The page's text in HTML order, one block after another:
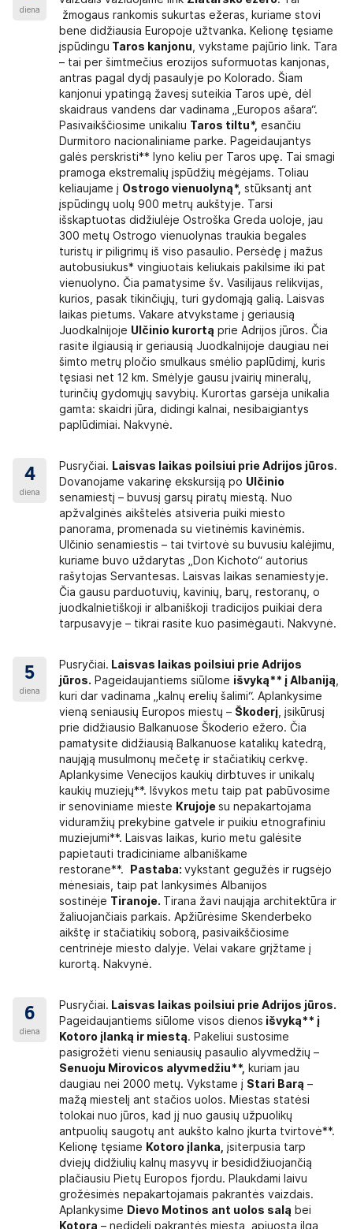
dinarų, jei reikės, galėsite įsigyti kelionės
mokamų objektų kainų teiraukitės kelionės
mokamus objektus, kortele atsiskaityti
vietiniai gidai, kaina priklauso nuo
KALBA).Su grupe vykstantis kelionės
bilietų kainos pateiktos
rekomenduojame iš anksto pasidomėti
nuoma ~46EUR:
UŽSAKOMI PERKANT
perkant kelionę.
restorane ~18 EUR
~70 EUR; vaikui iki 12 metų ~50 EUR.
(3 EUR), Juodkalnijos reljefinis žemėlapis (3
vaikui iki 12 metų ~50 EUR; išvykos metu
miesto turistinis mokestis ir vietinio gido
EUR, vaikui iki 12 metų ~ 30 EUR. Į kainą
~200 EUR, vaikui ~150 EUR.
EUR, vaikui iki 12 m. ~110 EUR.
akinius nuo saulės, šiltesnių drabužių;
lietaus; apsauginį kremą nuo saulės;
vaistų nuo skausmo, peršalimo,
malšinančio tepalo;
kilimėlį paplūdimiui, specialius batelius
išlaidų draudimą, garantuojantį būtinosios
dėl draudiminio įvykio, apmokėjimą. Tokį
atstovybėse arba pirkdami kelionę mūsų
Užsisakę mūsų siūlomą draudimą
kuris padės išvengti nuostolių, susijusių su
keliautojo nepriklausančių aplinkybių.
keliautojas negali išvykti į kelionę arba turi
sunki, gyvybei pavojinga liga ar trauma
metu prarastas turtas; vykstant į kelionės
draudimugalima likus ne mažiau kaip
darbuotojai supažindintų su draudimo
diena
žmogaus rankomis sukurtas ežeras, kuriame stovi
bene didžiausia Europoje užtvanka. Kelionę tęsiame
įspūdingu Taros kanjonu , vykstame pajūrio link. Tara
– tai per šimtmečius erozijos suformuotas kanjonas,
antras pagal dydį pasaulyje po Kolorado. Šiam
kanjonui ypatingą žavesį suteikia Taros upė, dėl
skaidraus vandens dar vadinama „Europos ašara“.
Pasivaikščiosime unikaliu Taros tiltu*, esančiu
Durmitoro nacionaliniame parke. Pageidaujantys
galės perskristi** lyno keliu per Taros upę. Tai smagi
pramoga ekstremalių įspūdžių mėgėjams. Toliau
keliaujame į Ostrogo vienuolyną*, stūksantį ant
įspūdingų uolų 900 metrų aukštyje. Tarsi
išskaptuotas didžiulėje Ostroška Greda uoloje, jau
300 metų Ostrogo vienuolynas traukia begales
turistų ir piligrimų iš viso pasaulio. Persėdę į mažus
autobusiukus* vingiuotais keliukais pakilsime iki pat
vienuolyno. Čia pamatysime šv. Vasilijaus relikvijas,
kurios, pasak tikinčiųjų, turi gydomąją galią. Laisvas
laikas pietums. Vakare atvykstame į geriausią
Juodkalnijoje Ulčinio kurortą prie Adrijos jūros. Čia
rasite ilgiausią ir geriausią Juodkalnijoje daugiau nei
šimto metrų pločio smulkaus smėlio paplūdimį, kuris
tęsiasi net 12 km. Smėlyje gausu įvairių mineralų,
turinčių gydomųjų savybių. Kurortas garsėja unikalia
gamta: skaidri jūra, didingi kalnai, nesibaigiantys
paplūdimiai. Nakvynė.
4
diena
Pusryčiai. Laisvas laikas poilsiui prie Adrijos jūros.
Dovanojame vakarinę ekskursiją po Ulčinio
senamiestį – buvusį garsų piratų miestą. Nuo
apžvalginės aikštelės atsiveria puiki miesto
panorama, promenada su vietinėmis kavinėmis.
Ulčinio senamiestis – tai tvirtovė su buvusiu kalėjimu,
kuriame buvo uždarytas „Don Kichoto“ autorius
rašytojas Servantesas. Laisvas laikas senamiestyje.
Čia gausu parduotuvių, kavinių, barų, restoranų, o
juodkalnietiškoji ir albaniškoji tradicijos puikiai dera
tarpusavyje – tikrai rasite kuo pasimėgauti. Nakvynė.
5
diena
Pusryčiai. Laisvas laikas poilsiui prie Adrijos
jūros. Pageidaujantiems siūlome išvyką** į Albaniją
kuri dar vadinama „kalnų erelių šalimi“. Aplankysime
vieną seniausių Europos miestų – Škoderį , įsikūrusį
prie didžiausio Balkanuose Škoderio ežero. Čia
pamatysite didžiausią Balkanuose katalikų katedrą,
naująją musulmonų mečetę ir stačiatikių cerkvę.
Aplankysime Venecijos kaukių dirbtuves ir unikalų
kaukių muziejų**. Išvykos metu taip pat pabūvosime
ir senoviniame mieste Krujojesu nepakartojama
viduramžių prekybine gatvele ir puikiu etnografiniu
muziejumi**. Laisvas laikas, kurio metu galėsite
papietauti tradiciniame albaniškame
restorane**.
Pastaba:vykstant gegužės ir rugsėjo
mėnesiais, taip pat lankysimės Albanijos
sostinėje Tiranoje. Tirana žavi naująja architektūra ir
žaliuojančiais parkais. Apžiūrėsime Skenderbeko
aikštę ir stačiatikių soborą, pasivaikščiosime
centrinėje miesto dalyje. Vėlai vakare grįžtame į
kurortą. Nakvynė.
6
diena
Pusryčiai. Laisvas laikas poilsiui prie Adrijos jūros.
Pageidaujantiems siūlome visos dienos išvyką** į
Kotoro įlanką ir miestą. Pakeliui sustosime
pasigrožėti vienu seniausių pasaulio alyvmedžių –
Senuoju Mirovicos alyvmedžiu**, kuriam jau
daugiau nei 2000 metų. Vykstame į Stari Barą –
mažą miestelį ant stačios uolos. Miestas statėsi
tolokai nuo jūros, kad jį nuo gausių užpuolikų
antpuolių saugotų ant aukšto kalno įkurta tvirtovė**.
Kelionę tęsiame Kotoro įlanka, įsiterpusia tarp
dviejų didžiulių kalnų masyvų ir besididžiuojančią
plačiausiu Pietų Europos fjordu. Plaukdami laivu
grožėsimės nepakartojamais pakrantės vaizdais.
Aplankysime Dievo Motinos ant uolos salą bei
Kotorą – nedidelį pakrantės miestą, apjuostą ilga